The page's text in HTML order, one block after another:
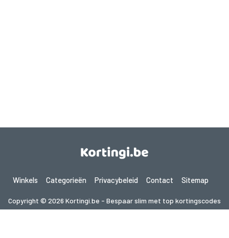
Winkels Categorieën Privacybeleid Contact Sitemap
Copyright © 2026 Kortingi.be - Bespaar slim met top kortingscodes
2026. Alle rechten voorbehouden.